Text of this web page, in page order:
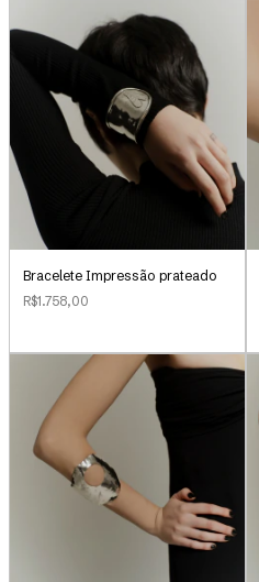
Bracelete Impressão prateado
R$1.758,00